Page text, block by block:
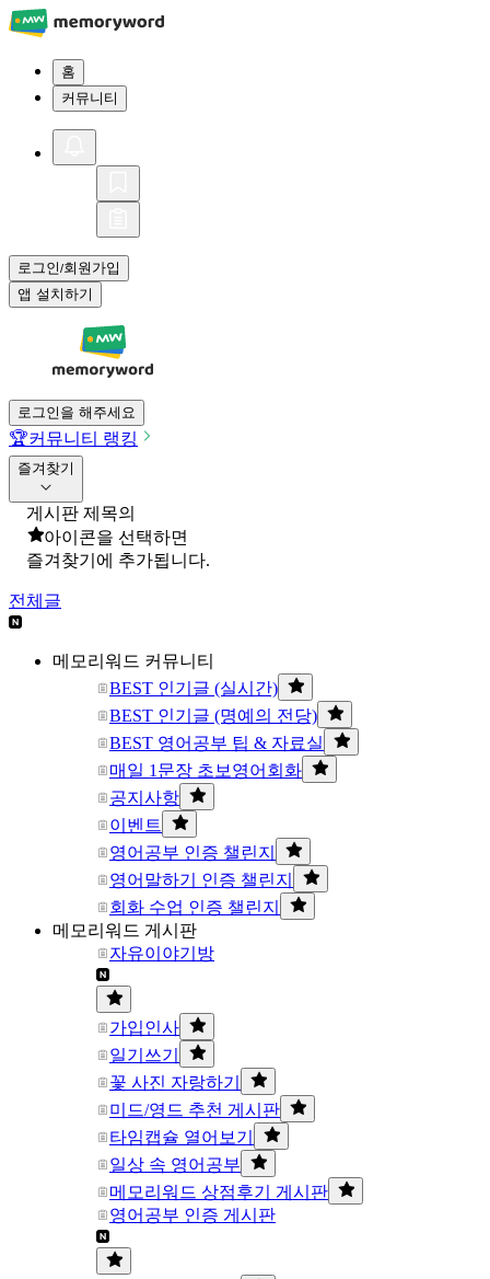
홈
커뮤니티
로그인/회원가입
앱 설치하기
로그인을 해주세요
🏆커뮤니티 랭킹
즐겨찾기
게시판 제목의
아이콘을 선택하면
즐겨찾기에 추가됩니다.
전체글
메모리워드 커뮤니티
BEST 인기글 (실시간)
BEST 인기글 (명예의 전당)
BEST 영어공부 팁 & 자료실
매일 1문장 초보영어회화
공지사항
이벤트
영어공부 인증 챌린지
영어말하기 인증 챌린지
회화 수업 인증 챌린지
메모리워드 게시판
자유이야기방
가입인사
일기쓰기
꽃 사진 자랑하기
미드/영드 추천 게시판
타임캡슐 열어보기
일상 속 영어공부
메모리워드 상점후기 게시판
영어공부 인증 게시판